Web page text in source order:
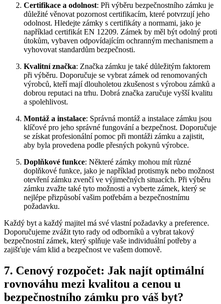
Certifikace a odolnost: Při⁤ výběru bezpečnostního zámku ⁣je
důležité věnovat pozornost certifikacím, které potvrzují jeho
odolnost.‍ Hledejte zámky s certifikáty a normami, ​jako ⁣je
například certifikát EN 12209. Zámek by měl být ⁢odolný ‌proti⁤
útokům, vybaven odpovídajícím ochranným mechanismem a
vyhovovat⁣ standardům bezpečnosti.
Kvalitní značka: Značka zámku je​ také důležitým faktorem
při výběru. Doporučuje se vybrat zámek od renomovaných
výrobců, kteří mají dlouholetou zkušenost s ‌výrobou ⁣zámků a
dobrou reputaci na trhu. Dobrá značka‍ zaručuje vyšší⁢ kvalitu
a spolehlivost.
Montáž a instalace: Správná montáž a instalace zámku⁢ jsou
klíčové pro jeho správné‌ fungování a bezpečnost. Doporučuje
se získat⁤ profesionální pomoc při montáži ‍zámku a ‌zajistit,
aby byla provedena‍ podle⁣ přesných⁤ pokynů výrobce.
Doplňkové funkce: Některé zámky​ mohou mít různé
doplňkové funkce, jako je ​například protismyk nebo možnost
otevření zámku zvenčí ve výjimečných situacích. Při výběru
zámku⁣ zvažte ⁤také ⁣tyto možnosti a vyberte zámek, který se
‍nejlépe přizpůsobí vašim​ potřebám a bezpečnostnímu⁤
požadavku.
Každý byt a každý majitel má své vlastní požadavky a⁣ preference.
Doporučujeme zvážit tyto rady od odborníků a vybrat takový​
bezpečnostní zámek, který splňuje vaše individuální ⁤potřeby‍ a⁣
zajišťuje vám klid a ⁢bezpečnost ve vašem domově.
7. ⁢Cenový rozpočet: ⁣Jak najít optimální
rovnováhu mezi ⁤kvalitou a cenou u
bezpečnostního zámku pro váš byt?